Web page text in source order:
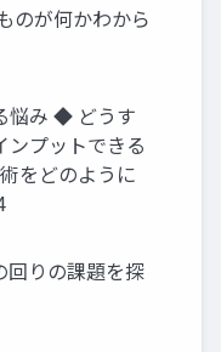
のが何かわから
悩み ◆ どうす
ンプットできる
をどのように
回りの課題を探